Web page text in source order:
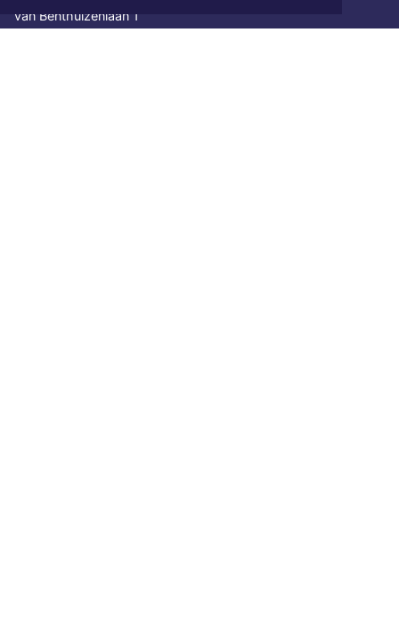
van Benthuizenlaan 1